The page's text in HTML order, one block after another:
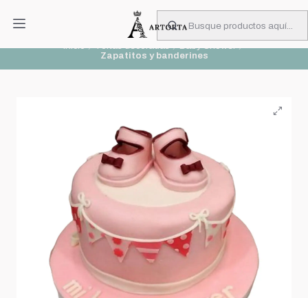
PIDA CON MUCHA ANTICIPACIÓN
Inicio Tortas decoradas
Baby Shower
Zapatitos y banderines